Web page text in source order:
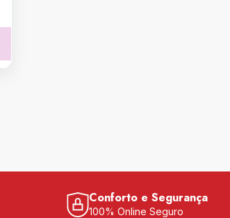
Conforto e Segurança
100% Online Seguro